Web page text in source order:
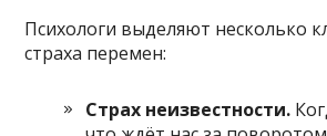
Психологи выделяют несколько
страха перемен:
Страх неизвестности.